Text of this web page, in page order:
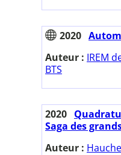
2020
Auteur : IREM
BTS
2020
Saga des
Auteur :